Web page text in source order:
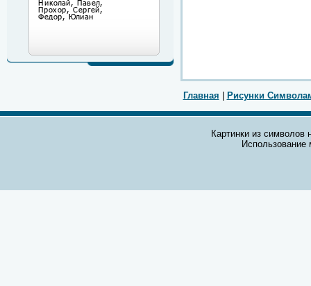
Главная Рисунки
Картинки из символов
Использование